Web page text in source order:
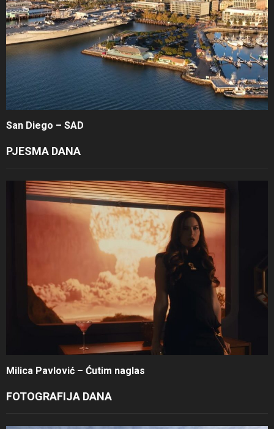
San Diego – SAD
PJESMA DANA
Milica Pavlović – Ćutim naglas
FOTOGRAFIJA DANA